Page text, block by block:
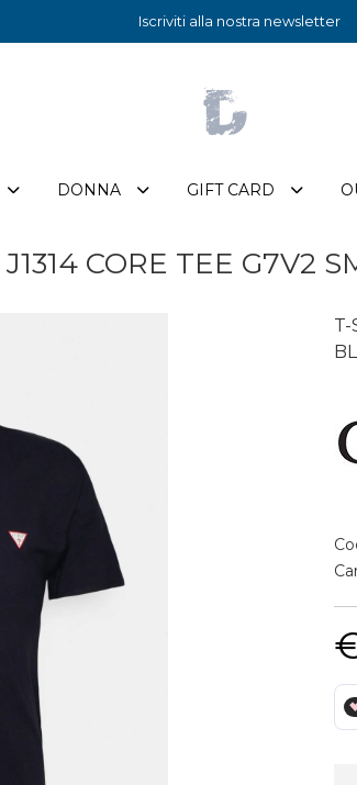
Iscriviti alla nostra newsletter
DONNA GIFT CARD
CORE TEE G7V2
T-